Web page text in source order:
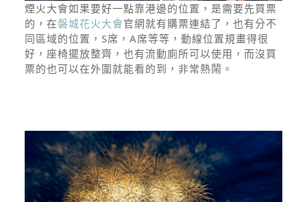
煙火大會如果要好一點靠港邊的位置，是需要先買票
的，在磐城花火大會官網就有購票連結了，也有分不
同區域的位置，S席，A席等等，動線位置規畫得很
好，座椅擺放整齊，也有流動廁所可以使用，而沒買
票的也可以在外圍就能看的到，非常熱鬧。